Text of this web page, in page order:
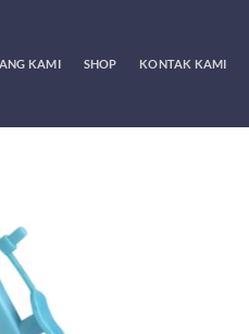
KAMI SHOP KONTAK KAMI